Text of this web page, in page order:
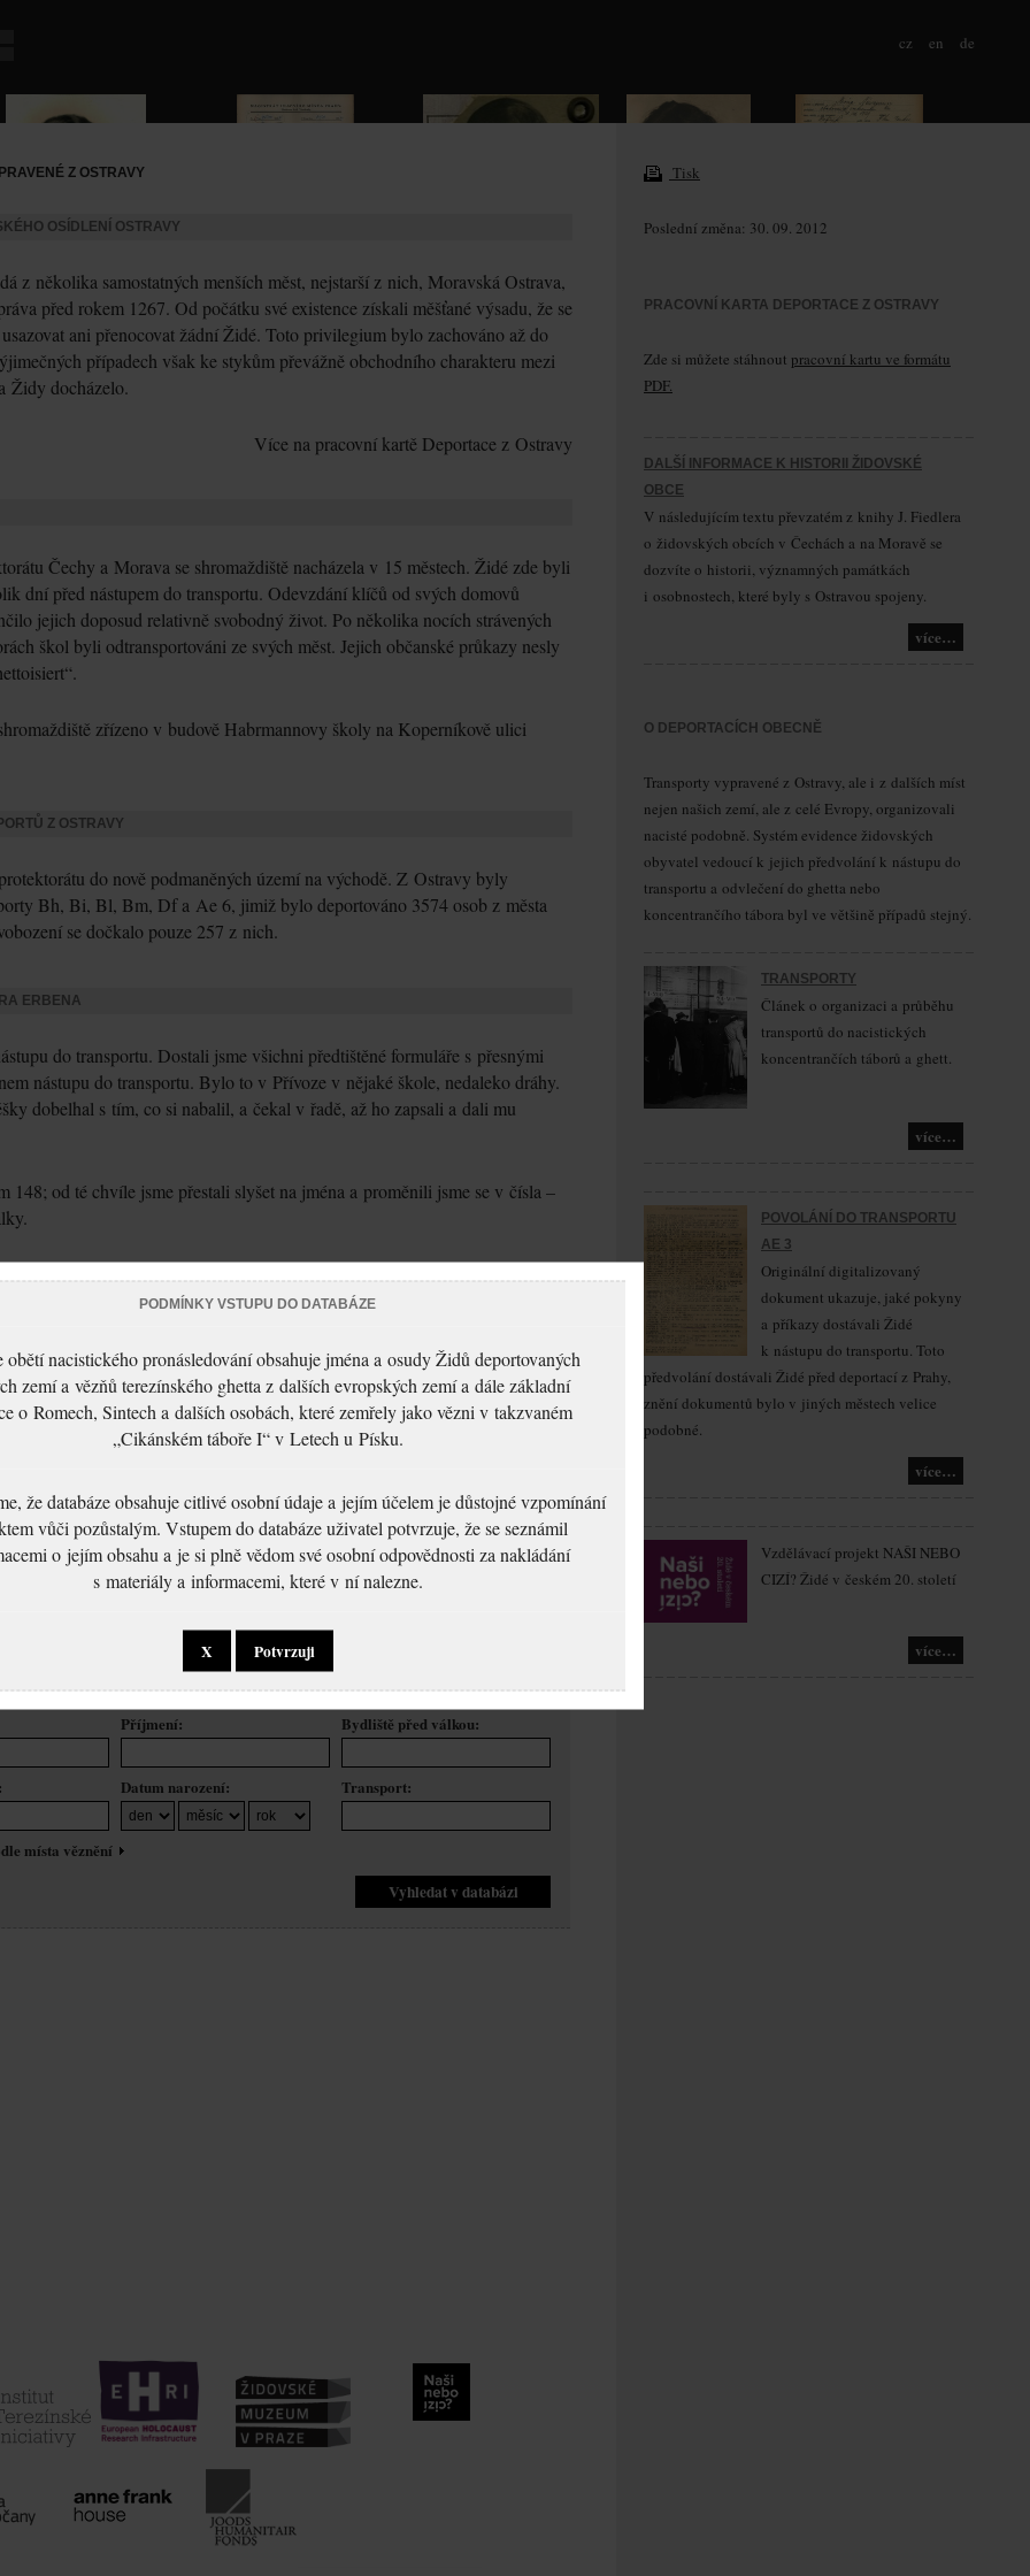
cz en de
Z OSTRAVY
OSÍDLENÍ OSTRAVY
z několika samostatných menších měst, nejstarší z nich, Moravská Ostrava,
před rokem 1267. Od počátku své existence získali měšťané výsadu, že se
ani přenocovat žádní Židé. Toto privilegium bylo zachováno až do
případech však ke stykům převážně obchodního charakteru mezi
Židy docházelo.
Více na pracovní kartě Deportace z Ostravy
Čechy a Morava se shromaždiště nacházela v 15 městech. Židé zde byli
dní před nástupem do transportu. Odevzdání klíčů od svých domovů
jejich doposud relativně svobodný život. Po několika nocích strávených
škol byli odtransportováni ze svých měst. Jejich občanské průkazy nesly
zřízeno v budově Habrmannovy školy na Koperníkově ulici
Z OSTRAVY
do nově podmaněných území na východě. Z Ostravy byly
Bh, Bi, Bl, Bm, Df a Ae 6, jimiž bylo deportováno 3574 osob z města
se dočkalo pouze 257 z nich.
ERBENA
do transportu. Dostali jsme všichni předtištěné formuláře s přesnými
nástupu do transportu. Bylo to v Přívoze v nějaké škole, nedaleko dráhy.
dobelhal s tím, co si nabalil, a čekal v řadě, až ho zapsali a dali mu
148; od té chvíle jsme přestali slyšet na jména a proměnili jsme se v čísla –
o historii židovské obce v Ostravě a pokuste se ji stručně shrnout
Vám z ní připadá nejzajímavější.
dům, ve kterém se Židé z Ostravy a okolí shromaždovali k nástupu do
v Databázi obětí informace o vybraných transportech a některých
Příjmení: Bydliště před válkou:
Datum narození: Transport:
místa věznění
Tisk
Poslední změna: 30. 09. 2012
PRACOVNÍ KARTA DEPORTACE Z OSTRAVY
Zde si můžete stáhnout pracovní kartu ve formátu
PDF.
DALŠÍ INFORMACE K HISTORII ŽIDOVSKÉ
OBCE
V následujícím textu převzatém z knihy J. Fiedlera
o židovských obcích v Čechách a na Moravě se
dozvíte o historii, významných památkách
i osobnostech, které byly s Ostravou spojeny.
více…
O DEPORTACÍCH OBECNĚ
Transporty vypravené z Ostravy, ale i z dalších míst
nejen našich zemí, ale z celé Evropy, organizovali
nacisté podobně. Systém evidence židovských
obyvatel vedoucí k jejich předvolání k nástupu do
transportu a odvlečení do ghetta nebo
koncentrančího tábora byl ve většině případů stejný.
TRANSPORTY
Článek o organizaci a průběhu
transportů do nacistických
koncentrančích táborů a ghett.
více…
POVOLÁNÍ DO TRANSPORTU
AE 3
Originální digitalizovaný
dokument ukazuje, jaké pokyny
a příkazy dostávali Židé
k nástupu do transportu. Toto
předvolání dostávali Židé před deportací z Prahy,
znění dokumentů bylo v jiných městech velice
podobné.
více…
Vzdělávací projekt NAŠI NEBO
CIZÍ? Židé v českém 20. století
více…
PODMÍNKY VSTUPU DO DATABÁZE
obětí nacistického pronásledování obsahuje jména a osudy Židů deportovaných
zemí a vězňů terezínského ghetta z dalších evropských zemí a dále základní
o Romech, Sintech a dalších osobách, které zemřely jako vězni v takzvaném
„Cikánském táboře I“ v Letech u Písku.
že databáze obsahuje citlivé osobní údaje a jejím účelem je důstojné vzpomínání
vůči pozůstalým. Vstupem do databáze uživatel potvrzuje, že se seznámil
o jejím obsahu a je si plně vědom své osobní odpovědnosti za nakládání
s materiály a informacemi, které v ní nalezne.
X Potvrzuji